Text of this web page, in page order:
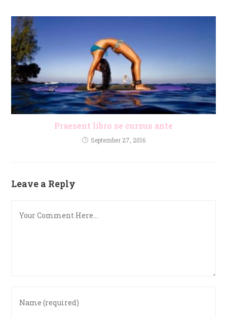
Praesent libro se cursus ante
September 27, 2016
Leave a Reply